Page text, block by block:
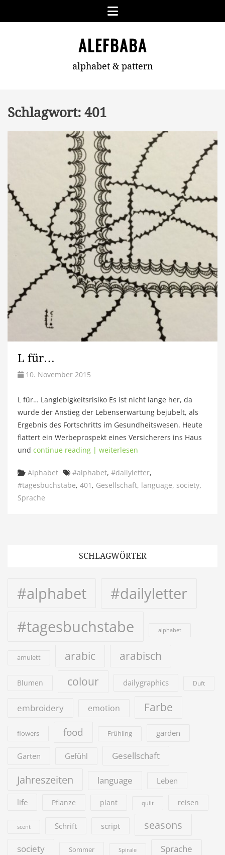
Menu
ALEFBABA
alphabet & pattern
Schlagwort: 401
L für…
10. November 2015
L für… Langlebigkeitsrisiko Es ist nicht lange her, da
wurde der Anstieg der Lebenserwartung bejubelt, als
Ergebnis des Fortschritts im Gesundheitswesen. Heute
flattert ein Werbeprospekt eines Versicherers ins Haus
und continue reading | weiterlesen
Categories
Alphabet Tags
#alphabet, #dailyletter,
#tagesbuchstabe, 401 , Gesellschaft, language, society,
Sprache
SCHLAGWÖRTER
#alphabet
#dailyletter
#tagesbuchstabe
alphabet
amulett arabic arabisch
Blumen colour dailygraphics Duft
embroidery emotion Farbe
flowers food Frühling garden
Garten Gefühl Gesellschaft
Jahreszeiten language Leben
life Pflanze plant quilt reisen
scent Schrift script seasons
society Sommer Spirale Sprache